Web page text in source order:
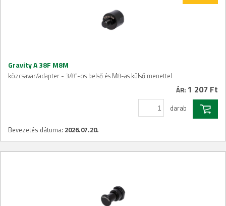
Gravity A 38F M8M
közcsavar/adapter - 3/8"-os belső és M8-as külső menettel
ÁR: 1 207 Ft
darab
Bevezetés dátuma: 2026.07.20.